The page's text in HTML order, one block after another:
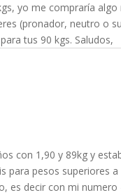
yo me compraría
(pronador, neutro o
tus 90 kgs. Saludos,
con 1,90 y 89kg y
para pesos superiores
es decir con mi